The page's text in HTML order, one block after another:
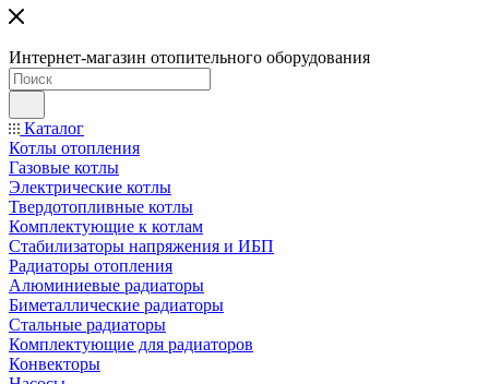
Интернет-магазин отопительного оборудования
Каталог
Котлы отопления
Газовые котлы
Электрические котлы
Твердотопливные котлы
Комплектующие к котлам
Стабилизаторы напряжения и ИБП
Радиаторы отопления
Алюминиевые радиаторы
Биметаллические радиаторы
Стальные радиаторы
Комплектующие для радиаторов
Конвекторы